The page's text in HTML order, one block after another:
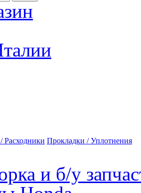
Расходники Прокладки / Уплотнения
и б/у